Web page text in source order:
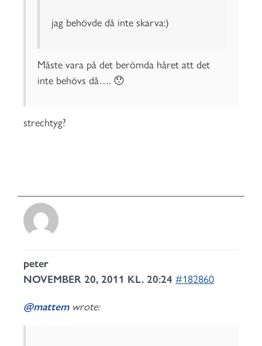
jag behövde då inte skarva:)
Måste vara på det berömda håret att det
inte behövs då…. 😯
strechtyg?
peter
NOVEMBER 20, 2011 KL. 20:24 #182860
@mattemwrote: